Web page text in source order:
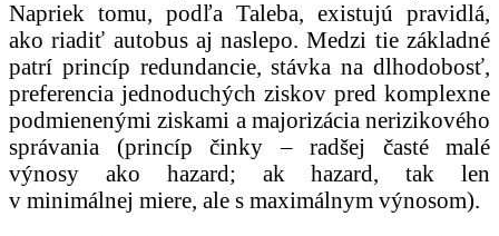
Napriek tomu, podľa Taleba, existujú pravidlá,
ako riadiť autobus aj naslepo. Medzi tie základné
patrí princíp redundancie, stávka na dlhodobosť,
preferencia jednoduchých ziskov pred komplexne
podmienenými ziskami a majorizácia nerizikového
správania (princíp činky – radšej časté malé
výnosy ako hazard; ak hazard, tak len
v minimálnej miere, ale s maximálnym výnosom).